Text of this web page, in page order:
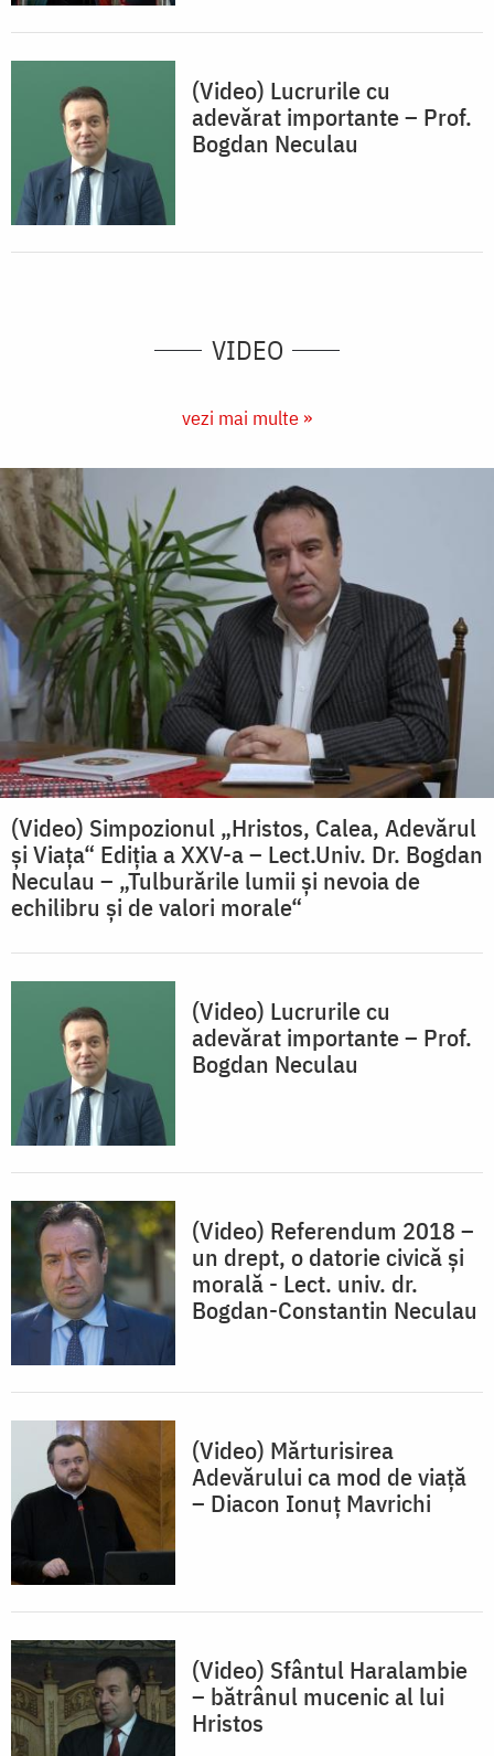
(Video) Lucrurile cu
adevărat importante – Prof.
Bogdan Neculau
VIDEO
vezi mai multe »
(Video) Simpozionul „Hristos, Calea, Adevărul
și Viața“ Ediția a XXV-a – Lect.Univ. Dr. Bogdan
Neculau – „Tulburările lumii și nevoia de
echilibru și de valori morale“
(Video) Lucrurile cu
adevărat importante – Prof.
Bogdan Neculau
(Video) Referendum 2018 –
un drept, o datorie civică și
morală - Lect. univ. dr.
Bogdan-Constantin Neculau
(Video) Mărturisirea
Adevărului ca mod de viață
– Diacon Ionuț Mavrichi
(Video) Sfântul Haralambie
– bătrânul mucenic al lui
Hristos